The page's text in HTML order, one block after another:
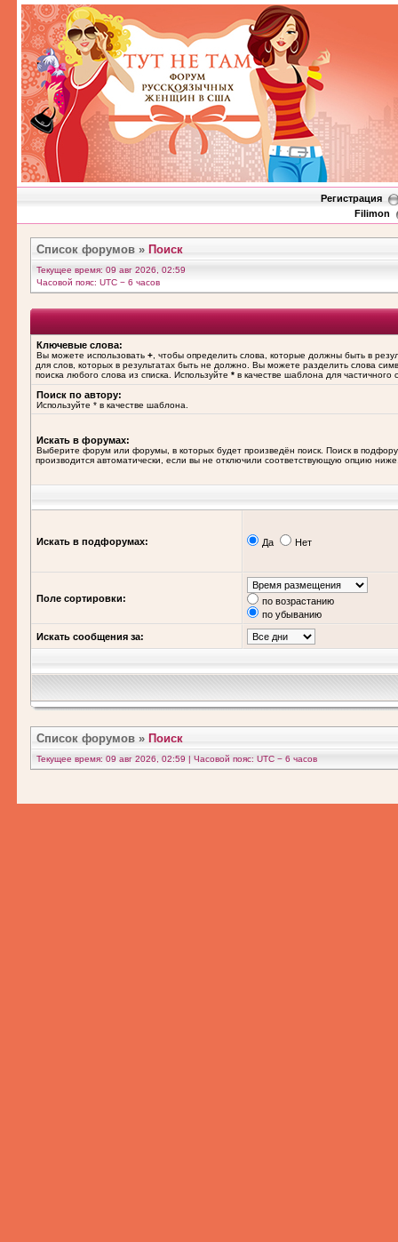
Регистрация
Filimon
Список форумов » Поиск
Текущее время: 09 авг 2026, 02:59
Часовой пояс: UTC − 6 часов
Ключевые слова:
Вы можете использовать + , чтобы определить слова, которые должны быть в
для слов, которых в результатах быть не должно. Вы можете разделить слова
поиска любого слова из списка. Используйте * в качестве шаблона для частичного
Поиск по автору:
Используйте * в качестве шаблона.
Искать в форумах:
Выберите форум или форумы, в которых будет произведён поиск. Поиск в
производится автоматически, если вы не отключили соответствующую опцию
Искать в подфорумах: Да Нет
Поле сортировки:
по возрастанию
по убыванию
Искать сообщения за:
Список форумов » Поиск
Текущее время: 09 авг 2026, 02:59 | Часовой пояс: UTC − 6 часов